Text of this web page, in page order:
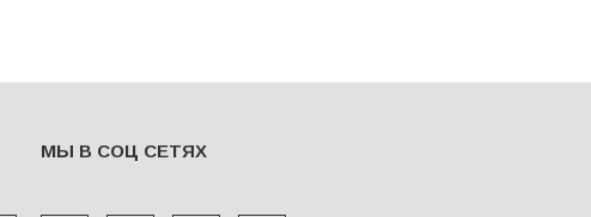
МЫ В СОЦ СЕТЯХ